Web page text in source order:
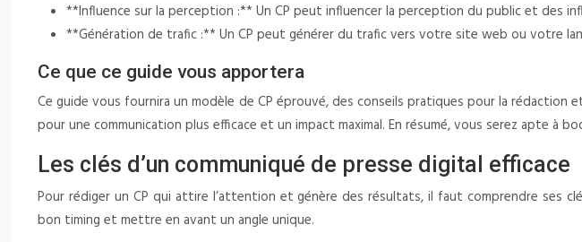
**Influence sur la perception :** Un CP peut influencer la perception du public et des
**Génération de trafic :** Un CP peut générer du trafic vers votre site web ou votre
Ce que ce guide vous apportera
Ce guide vous fournira un modèle de CP éprouvé, des conseils pratiques pour la
pour une communication plus efficace et un impact maximal. En résumé, vous serez apte à
Les clés d’un communiqué de presse digital efficace
Pour rédiger un CP qui attire l’attention et génère des résultats, il faut comprendre ses
bon timing et mettre en avant un angle unique.